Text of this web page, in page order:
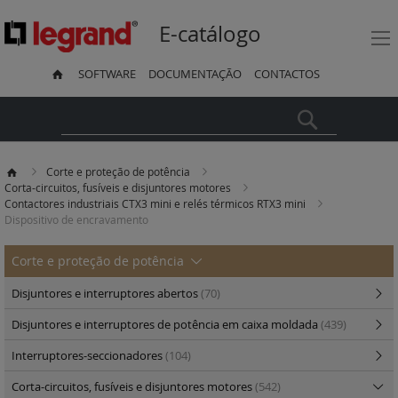
E-catálogo
SOFTWARE DOCUMENTAÇÃO CONTACTOS
Corte e proteção de potência
Corta-circuitos, fusíveis e disjuntores motores
Contactores industriais CTX3 mini e relés térmicos RTX3 mini
Dispositivo de encravamento
Corte e proteção de potência
Disjuntores e interruptores abertos(70)
Disjuntores e interruptores de potência em caixa moldada (439)
Interruptores-seccionadores(104)
Corta-circuitos, fusíveis e disjuntores motores(542)